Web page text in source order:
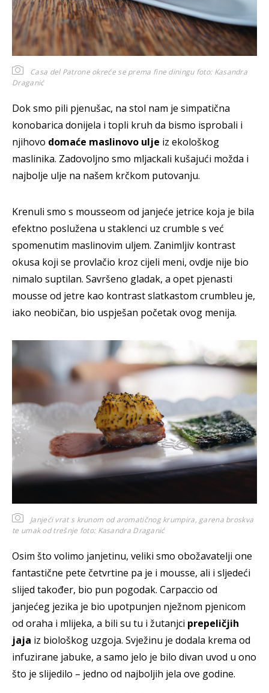
Casa del Patrone okreće se prema fine diningu foto: Kasandra
Draganić
Dok smo pili pjenušac, na stol nam je simpatična
konobarica donijela i topli kruh da bismo isprobali i
njihovo domaće maslinovo ulje iz ekološkog
maslinika. Zadovoljno smo mljackali kušajući možda i
najbolje ulje na našem krčkom putovanju.
Krenuli smo s mousseom od janjeće jetrice koja je bila
efektno poslužena u staklenci uz crumble s već
spomenutim maslinovim uljem. Zanimljiv kontrast
okusa koji se provlačio kroz cijeli meni, ovdje nije bio
nimalo suptilan. Savršeno gladak, a opet pjenasti
mousse od jetre kao kontrast slatkastom crumbleu je,
iako neobičan, bio uspješan početak ovog menija.
Janjeći vrat s krunom od aromatičnog krumpira, garena broskva
te umak od trešnje foto: Kasandra Draganić
Osim što volimo janjetinu, veliki smo obožavatelji one
fantastične pete četvrtine pa je i mousse, ali i sljedeći
slijed također, bio pun pogodak. Carpaccio od
janjećeg jezika je bio upotpunjen nježnom pjenicom
od oraha i mlijeka, a bili su tu i žutanjci prepeličjih
jaja iz biološkog uzgoja. Svježinu je dodala krema od
infuzirane jabuke, a samo jelo je bilo divan uvod u ono
što je slijedilo – jedno od najboljih jela ove godine.